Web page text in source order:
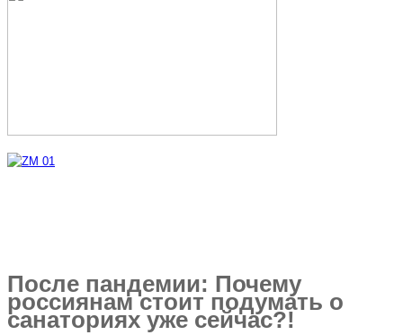
После пандемии: Почему
россиянам стоит подумать о
санаториях уже сейчас?!